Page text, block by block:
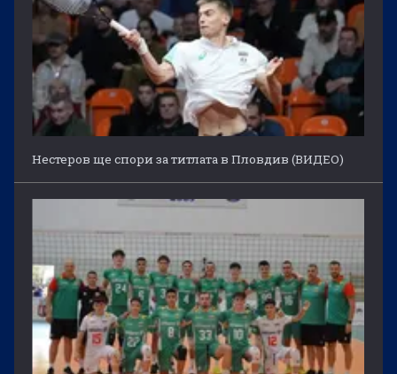
Нестеров ще спори за титлата в Пловдив (ВИДЕО)